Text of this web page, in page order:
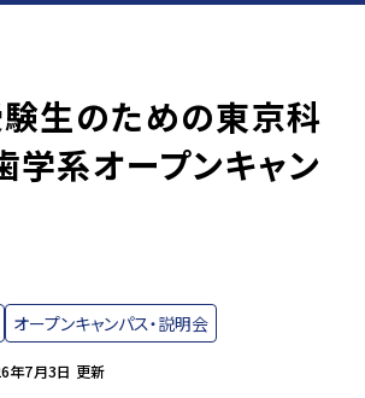
験生のための東京科
学系オープンキャン
年7月3日 更新
オープンキャンパス・説明会